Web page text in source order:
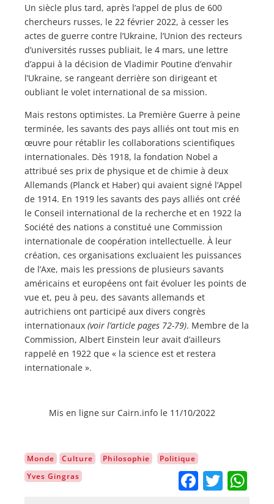
Un siècle plus tard, après l’appel de plus de 600
chercheurs russes, le 22 février 2022, à cesser les
actes de guerre contre l’Ukraine, l’Union des recteurs
d’universités russes publiait, le 4 mars, une lettre
d’appui à la décision de Vladimir Poutine d’envahir
l’Ukraine, se rangeant derrière son dirigeant et
oubliant le volet international de sa mission.
Mais restons optimistes. La Première Guerre à peine
terminée, les savants des pays alliés ont tout mis en
œuvre pour rétablir les collaborations scientifiques
internationales. Dès 1918, la fondation Nobel a
attribué ses prix de physique et de chimie à deux
Allemands (Planck et Haber) qui avaient signé l’Appel
de 1914. En 1919 les savants des pays alliés ont créé
le Conseil international de la recherche et en 1922 la
Société des nations a constitué une Commission
internationale de coopération intellectuelle. À leur
création, ces organisations excluaient les puissances
de l’Axe, mais les pressions de plusieurs savants
américains et européens ont fait évoluer les points de
vue et, peu à peu, des savants allemands et
autrichiens ont participé aux divers congrès
internationaux (voir l’article pages 72-79). Membre de la
Commission, Albert Einstein leur avait d’ailleurs
rappelé en 1922 que « la science est et restera
internationale ».
Mis en ligne sur Cairn.info le 11/10/2022
Monde Culture Philosophie
Politique
Yves Gingras